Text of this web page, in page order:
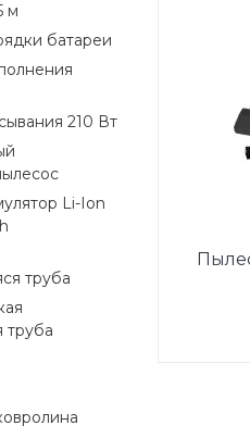
м
батареи
210 Вт
Li-Ion
труба
труба